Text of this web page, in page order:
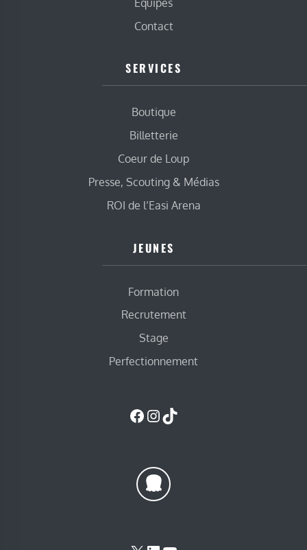
Equipes
Contact
SERVICES
Boutique
Billetterie
Coeur de Loup
Presse, Scouting & Médias
ROI de l’Easi Arena
JEUNES
Formation
Recrutement
Stage
Perfectionnement
Facebook
Instagram
TikTok